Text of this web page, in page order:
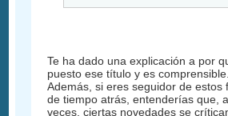
Te ha dado una explicación a por
puesto ese título y es comprensible.
Además, si eres seguidor de estos
de tiempo atrás, entenderías que, a
veces, ciertas novedades se